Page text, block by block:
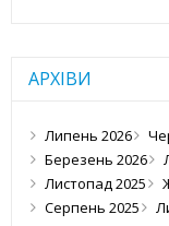
АРХІВИ
Липень 2026
Березень 2026
Листопад 2025
Серпень 2025